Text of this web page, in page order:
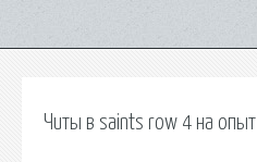
Читы в saints row 4 на опыт